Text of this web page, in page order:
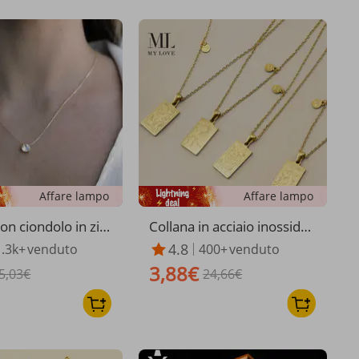
Affare lampo
ciondolo in zirc
rotondo di bi
moda, piccolo
con fiore di m
catena con perli
venduto
Affare lampo
Collana in acciaio inossidab
ile con 12 costellazioni, da
donna, in oro K, quadrata,
con ciondolo in acciaio al ti
tanio e dodici costellazioni,
4.8 400+venduto
3,88€ 24,66€